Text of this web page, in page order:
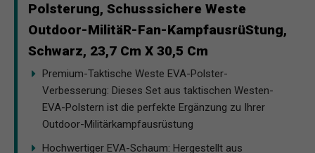
Polsterung, Schusssichere Weste
Outdoor-MilitäR-Fan-KampfausrüStung,
Schwarz, 23,7 Cm X 30,5 Cm
Premium-Taktische Weste EVA-Polster-
Verbesserung: Dieses Set aus taktischen Westen-
EVA-Polstern ist die perfekte Ergänzung zu Ihrer
Outdoor-Militärkampfausrüstung
Hochwertiger EVA-Schaum: Hergestellt aus